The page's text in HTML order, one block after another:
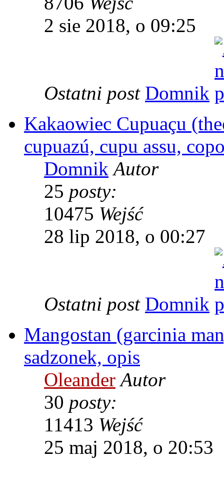
2 sie 2018, o 09:25
Ostatni post Domnik
Kakaowiec Cupuaçu
cupuazú, cupu assu,
Domnik Autor
25 posty:
10475 Wejść
28 lip 2018, o 00:27
Ostatni post Domnik
Mangostan (garcinia
sadzonek, opis
Oleander Autor
30 posty:
11413 Wejść
25 maj 2018, o 20:53